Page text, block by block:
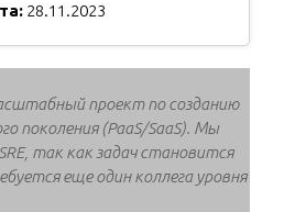
28.11.2023
проект по созданию
поколения (PaaS/SaaS). Мы
так как задач становится
еще один коллега уровня